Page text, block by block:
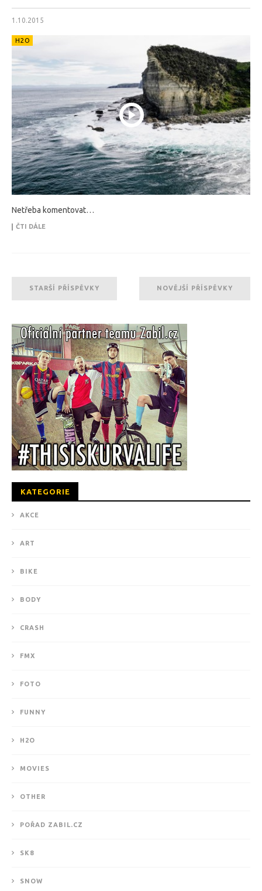
1.10.2015
H2O
Netřeba komentovat…
ČTI DÁLE
STARŠÍ PŘÍSPĚVKY NOVĚJŠÍ PŘÍSPĚVKY
KATEGORIE
AKCE
ART
BIKE
BODY
CRASH
FMX
FOTO
FUNNY
H2O
MOVIES
OTHER
POŘAD ZABIL.CZ
SK8
SNOW